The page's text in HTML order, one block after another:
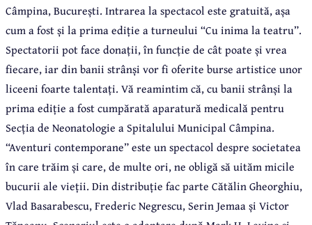
Câmpina, București. Intrarea la spectacol este gratuită, așa
cum a fost și la prima ediție a turneului “Cu inima la teatru”.
Spectatorii pot face donații, în funcție de cât poate și vrea
fiecare, iar din banii strânși vor fi oferite burse artistice unor
liceeni foarte talentați. Vă reamintim că, cu banii strânși la
prima ediție a fost cumpărată aparatură medicală pentru
Secția de Neonatologie a Spitalului Municipal Câmpina.
“Aventuri contemporane” este un spectacol despre societatea
în care trăim și care, de multe ori, ne obligă să uităm micile
bucurii ale vieții. Din distribuție fac parte Cătălin Gheorghiu,
Vlad Basarabescu, Frederic Negrescu, Serin Jemaa și Victor